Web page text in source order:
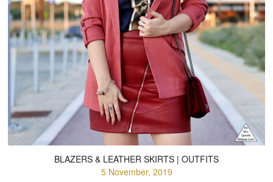
BLAZERS & LEATHER SKIRTS | OUTFITS
5 November, 2019